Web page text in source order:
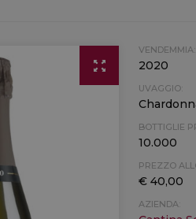
VENDEMMIA:
2020
UVAGGIO:
BOTTIGLIE
10.000
PREZZO
€ 40,00
AZIENDA: